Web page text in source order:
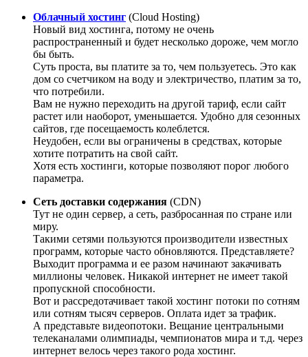
Облачный хостинг (Cloud Hosting)
Новый вид хостинга, потому не очень
распространенный и будет несколько дороже, чем могло
бы быть.
Суть проста, вы платите за то, чем пользуетесь. Это как
дом со счетчиком на воду и электричество, платим за то,
что потребили.
Вам не нужно переходить на другой тариф, если сайт
растет или наоборот, уменьшается. Удобно для сезонных
сайтов, где посещаемость колеблется.
Неудобен, если вы ограничены в средствах, которые
хотите потратить на свой сайт.
Хотя есть хостинги, которые позволяют порог любого
параметра.
Сеть доставки содержания (CDN)
Тут не один сервер, а сеть, разбросанная по стране или
миру.
Такими сетями пользуются производители известных
программ, которые часто обновляются. Представляете?
Выходит программа и ее разом начинают закачивать
миллионы человек. Никакой интернет не имеет такой
пропускной способности.
Вот и рассредотачивает такой хостинг потоки по сотням
или сотням тысяч серверов. Оплата идет за трафик.
А представьте видеопотоки. Вещание центральными
телеканалами олимпиады, чемпионатов мира и т.д. через
интернет велось через такого рода хостинг.